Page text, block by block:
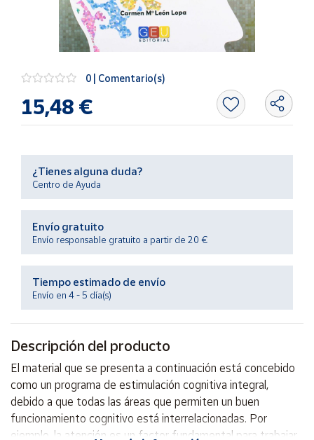
Nuestros
vendedores
novedades
de Correos
Market
Ayuda
Centro
de ayuda
Contacto
Mapa de
vendedores
Hazte
Área
vendedor
0 | Comentario(s)
15,48 €
¿Tienes alguna duda?
Centro de Ayuda
Envío gratuito
Envío responsable gratuito a partir de 20 €
Tiempo estimado de envío
Envío en 4 - 5 día(s)
Descripción del producto
El material que se presenta a continuación está concebido
como un programa de estimulación cognitiva integral,
debido a que todas las áreas que permiten un buen
funcionamiento cognitivo está interrelacionadas. Por
ejemplo, la atención es un factor fundamental para trabajar